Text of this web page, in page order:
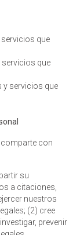
que
que
y servicios que
con
su
a citaciones,
nuestros
(2) cree
prevenir